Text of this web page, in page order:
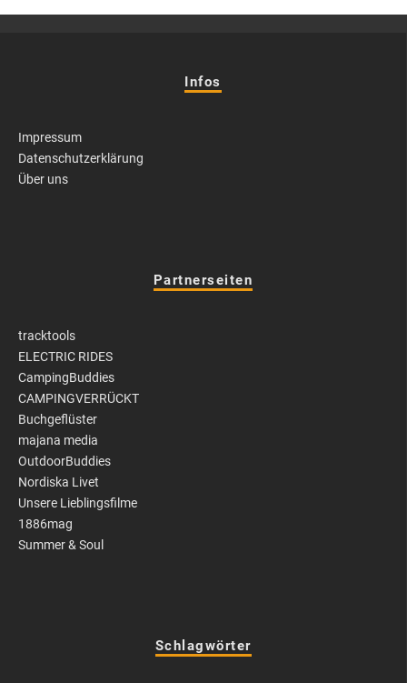
Infos
Impressum
Datenschutzerklärung
Über uns
Partnerseiten
tracktools
ELECTRIC RIDES
CampingBuddies
CAMPINGVERRÜCKT
Buchgeflüster
majana media
OutdoorBuddies
Nordiska Livet
Unsere Lieblingsfilme
1886mag
Summer & Soul
Schlagwörter